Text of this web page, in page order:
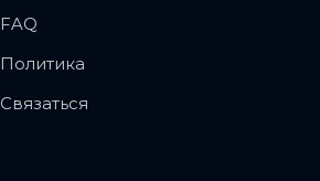
FAQ
Политика
Связаться